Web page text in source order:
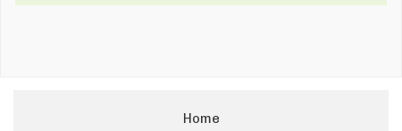
Home